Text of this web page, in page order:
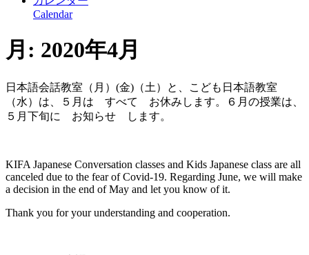
Calendar
月: 2020年4月
日本語会話教室（月）(金)（土）と、こども日本語教室
（水）は、５月は すべて お休みします。６月の授業は、
５月下旬に お知らせ します。
KIFA Japanese Conversation classes and Kids Japanese class are all
canceled due to the fear of Covid-19. Regarding June, we will make
a decision in the end of May and let you know of it.
Thank you for your understanding and cooperation.